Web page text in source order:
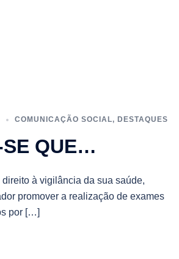
COMUNICAÇÃO SOCIAL, DESTAQUES
SE QUE…
à vigilância da sua saúde,
promover a realização de exames
por […]